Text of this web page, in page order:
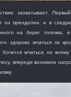
захватывает.
он преодолен, и в
на берег топляка,
здорово мчаться по
Хочется мчаться, но
впереди возникли